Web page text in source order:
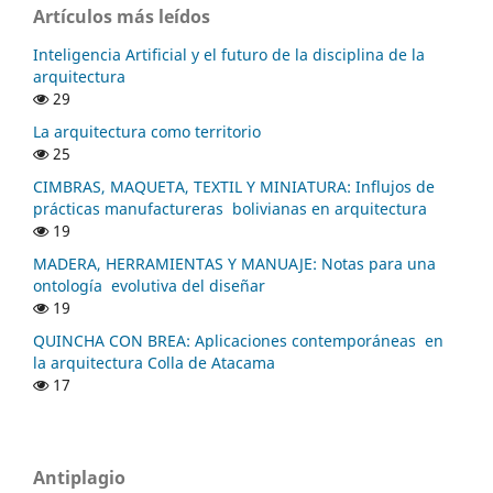
Artículos más leídos
Inteligencia Artificial y el futuro de la disciplina de la
arquitectura
29
La arquitectura como territorio
25
CIMBRAS, MAQUETA, TEXTIL Y MINIATURA: Influjos de
prácticas manufactureras bolivianas en arquitectura
19
MADERA, HERRAMIENTAS Y MANUAJE: Notas para una
ontología evolutiva del diseñar
19
QUINCHA CON BREA: Aplicaciones contemporáneas en
la arquitectura Colla de Atacama
17
Antiplagio